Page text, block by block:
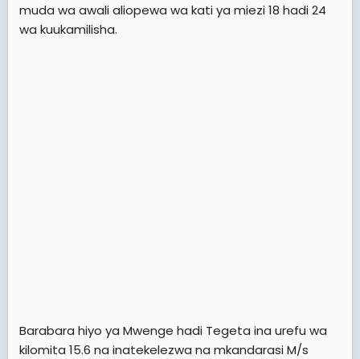
muda wa awali aliopewa wa kati ya miezi 18 hadi 24
wa kuukamilisha.
Barabara hiyo ya Mwenge hadi Tegeta ina urefu wa
kilomita 15.6 na inatekelezwa na mkandarasi M/s